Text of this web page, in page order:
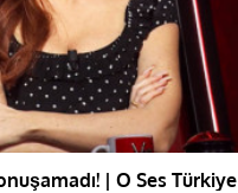
| O Ses Türkiye